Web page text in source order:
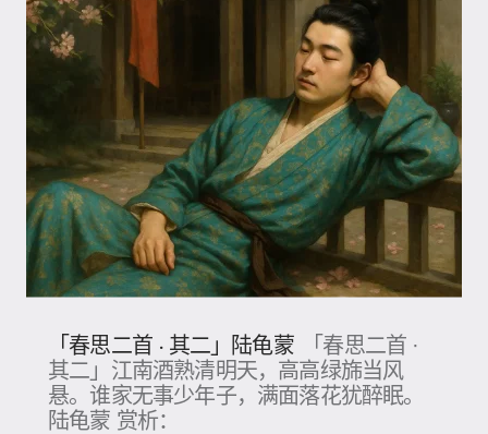
「春思二首 · 其二」陆龟蒙
「春思二首 ·
其二」江南酒熟清明天，高高绿旆当风
悬。谁家无事少年子，满面落花犹醉眠。
陆龟蒙 赏析：